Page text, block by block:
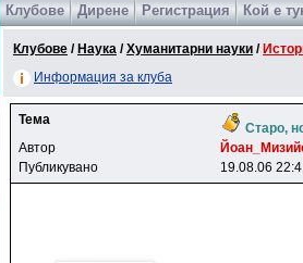
Games
Клубове Дирене Регистрация Кой е
Клубове / Наука /Хуманитарни науки /
Информация за клуба
Тема
Старо,
Автор
Публикувано
19.08.06